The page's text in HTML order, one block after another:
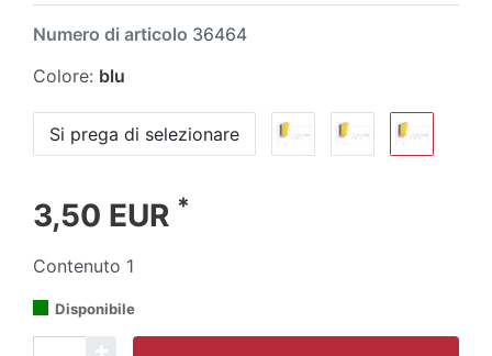
Numero di articolo 36464
Colore: blu
Si prega di selezionare
3,50 EUR *
Contenuto 1
Disponibile